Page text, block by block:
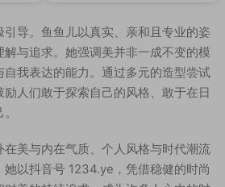
导。鱼鱼儿以真实、亲和且专业的姿
与追求。她强调美并非一成不变的模
我表达的能力。通过多元的造型尝试
人们敢于探索自己的风格、敢于在日
美与内在气质、个人风格与时代潮流
以抖音号 1234.ye，凭借稳健的时尚